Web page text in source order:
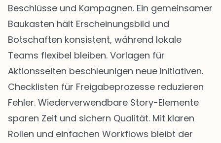
Beschlüsse und Kampagnen. Ein gemeinsamer
Baukasten hält Erscheinungsbild und
Botschaften konsistent, während lokale
Teams flexibel bleiben. Vorlagen für
Aktionsseiten beschleunigen neue Initiativen.
Checklisten für Freigabeprozesse reduzieren
Fehler. Wiederverwendbare Story-Elemente
sparen Zeit und sichern Qualität. Mit klaren
Rollen und einfachen Workflows bleibt der